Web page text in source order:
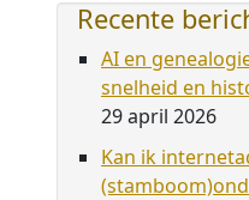
Recente
AI en
snelheid en
29 april 2026
Kan ik